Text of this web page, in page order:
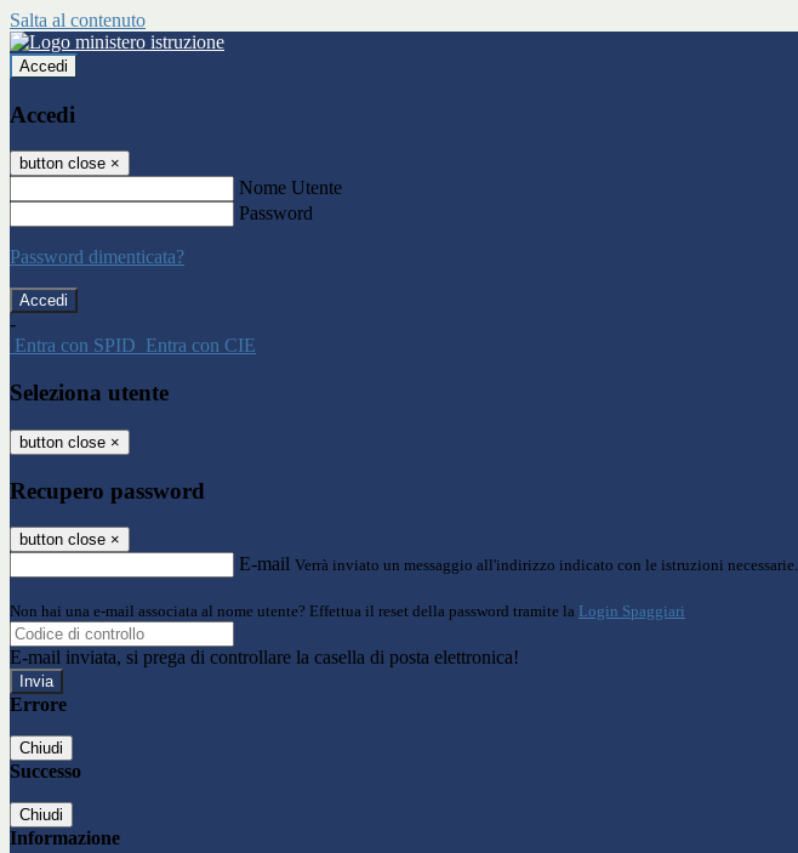
Salta al contenuto
Accedi
Accedi
button close ×
Nome Utente
Password
Password dimenticata?
-
Entra con SPID Entra con CIE
Seleziona utente
button close ×
Recupero password
button close ×
E-mail Verrà inviato un messaggio all'indirizzo indicato con le istruzioni necessarie.
Non hai una e-mail associata al nome utente? Effettua il reset della password tramite la Login Spaggiari
E-mail inviata, si prega di controllare la casella di posta elettronica!
Errore
Chiudi
Successo
Chiudi
Informazione